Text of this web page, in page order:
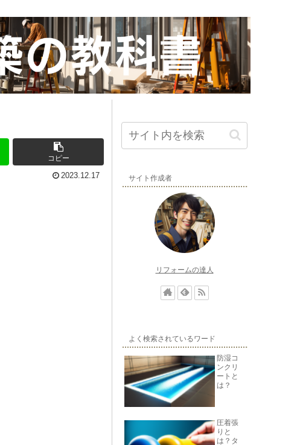
コピー
2023.12.17 サイト作成者
リフォームの達人
よく検索されているワード
防湿コ
ンクリ
ートと
は？
圧着張
りと
は？タ